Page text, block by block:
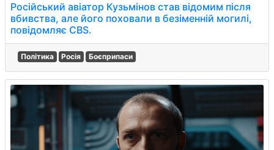
Російський авіатор Кузьмінов став відомим після
вбивства, але його поховали в безіменній могилі,
повідомляє CBS.
Політика Росія Боєприпаси